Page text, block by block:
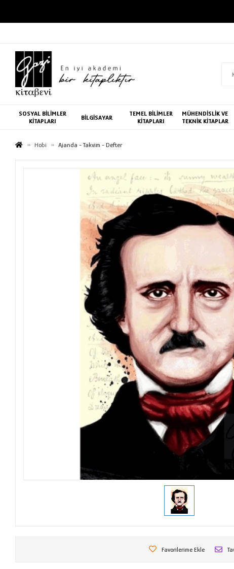
SOSYAL BİLİMLER
KİTAPLARI
BİLGİSAYAR
TEMEL BİLİMLER
KİTAPLARI
MÜHENDİSLİK VE
TEKNİK KİTAPLAR
Hobi Ajanda - Takvim - Defter
Favorilerime Ekle